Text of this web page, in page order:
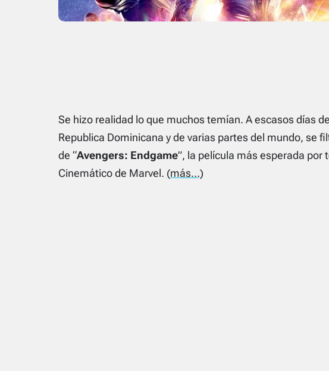
Se hizo realidad lo que muchos temían. A escasos días
Republica Dominicana y de varias partes del mundo, se
de “Avengers: Endgame”, la película más esperada por
Cinemático de Marvel. (más…)